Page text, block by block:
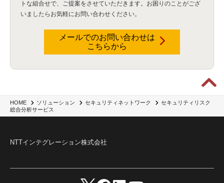
HOME ソリューション セキュリティネットワーク
セキュリティリスク
総合分析サービス
トな組合せで、 ご提案をさせていただきます。お困りのことがござ
いましたらお気軽にお問い合わせください。
メールでのお問い合わせは
こちらから
NTTインテグレーション株式会社